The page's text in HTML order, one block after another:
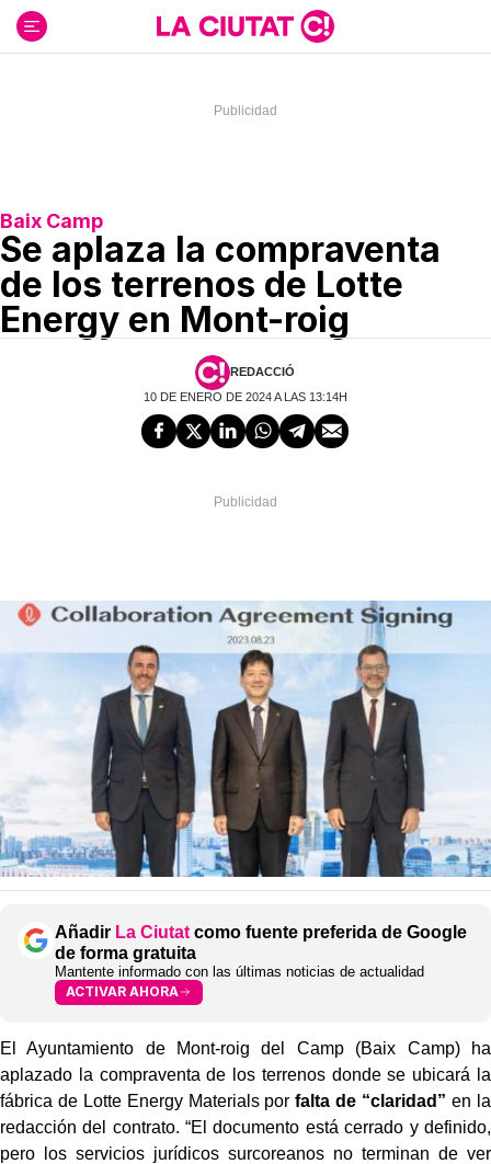
contenido
Baix Camp
Se aplaza la compraventa
de los terrenos de Lotte
Energy en Mont-roig
REDACCIÓ
10 DE ENERO DE 2024 A LAS 13:14H
Añadir La Ciutat como fuente preferida de Google
de forma gratuita
Mantente informado con las últimas noticias de actualidad
ACTIVAR AHORA
El Ayuntamiento de Mont-roig del Camp (Baix Camp) ha
aplazado la compraventa de los terrenos donde se ubicará la
fábrica de Lotte Energy Materials porfalta de “claridad” en la
redacción del contrato. “El documento está cerrado y definido,
pero los servicios jurídicos surcoreanos no terminan de ver